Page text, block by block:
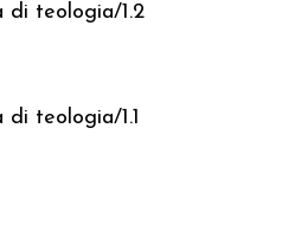
di teologia/1.2
di teologia/1.1